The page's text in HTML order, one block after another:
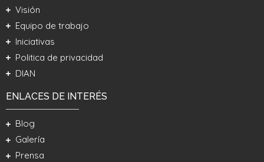
Visión
Equipo de trabajo
Iniciativas
Politica de privacidad
DIAN
ENLACES DE INTERÉS
Blog
Galería
Prensa